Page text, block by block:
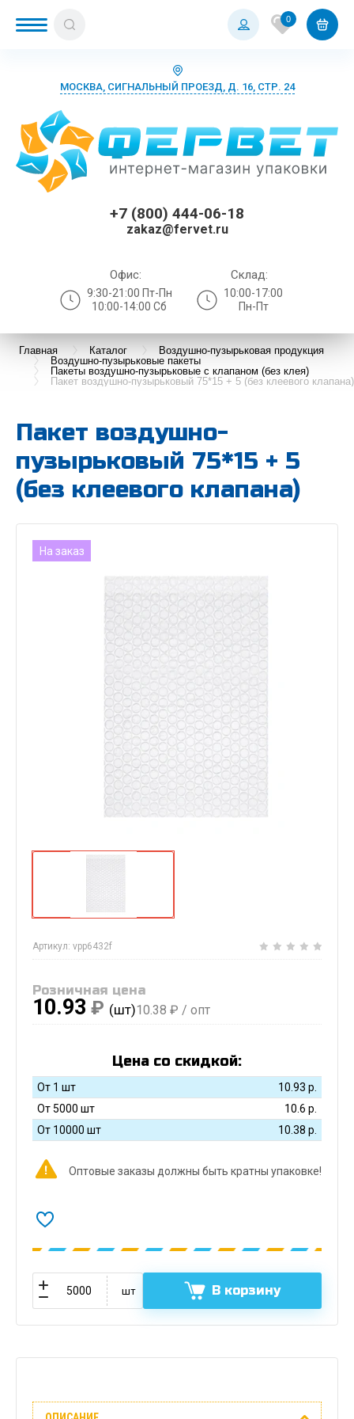
0
МОСКВА, СИГНАЛЬНЫЙ ПРОЕЗД, Д. 16, СТР. 24
+7 (800) 444-06-18
zakaz@fervet.ru
Офис:
9:30-21:00 Пт-Пн
10:00-14:00 Сб
Склад:
10:00-17:00
Пн-Пт
Главная Каталог
Воздушно-пузырьковая продукция
Воздушно-пузырьковые пакеты
Пакеты воздушно-пузырьковые с клапаном (без клея)
Пакет воздушно-пузырьковый 75*15 + 5 (без клеевого клапана)
Пакет воздушно-
пузырьковый 75*15 + 5
(без клеевого клапана)
На заказ
Артикул: vpp6432f
Розничная цена
10.93 ₽ (шт)10.38 ₽ / опт
Цена со скидкой:
От 1 шт 10.93 р.
От 5000 шт
10.6 р.
От 10000 шт
10.38 р.
Оптовые заказы должны быть кратны упаковке!
шт В корзину